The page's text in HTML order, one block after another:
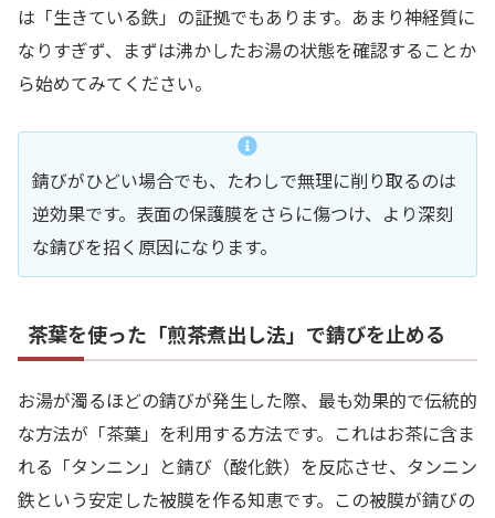
は「生きている鉄」の証拠でもあります。あまり神経質に
なりすぎず、まずは沸かしたお湯の状態を確認することか
ら始めてみてください。
錆びがひどい場合でも、たわしで無理に削り取るのは
逆効果です。表面の保護膜をさらに傷つけ、より深刻
な錆びを招く原因になります。
茶葉を使った「煎茶煮出し法」で錆びを止める
お湯が濁るほどの錆びが発生した際、最も効果的で伝統的
な方法が「茶葉」を利用する方法です。これはお茶に含ま
れる「タンニン」と錆び（酸化鉄）を反応させ、タンニン
鉄という安定した被膜を作る知恵です。この被膜が錆びの